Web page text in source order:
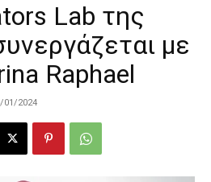
Lab της
με
Raphael
01/2024